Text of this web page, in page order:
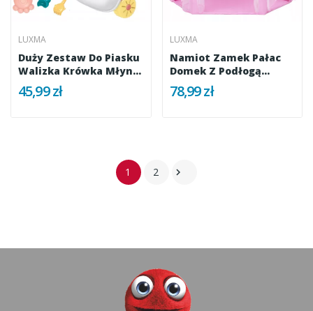
LUXMA
Duży Zestaw Do Piasku
Walizka Krówka Młyn...
45,99 zł
LUXMA
Namiot Zamek Pałac
Domek Z Podłogą
Różowy Dla...
78,99 zł
1 2 